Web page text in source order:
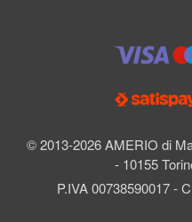
© 2013-2026 AMERIO di
- 10155
P.IVA 00738590017 -